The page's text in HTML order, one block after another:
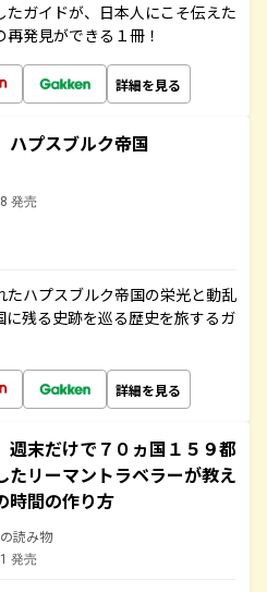
たガイドが、日本人にこそ伝えた
発見ができる１冊！
詳細を見る
プスブルク帝国
発売
たハプスブルク帝国の栄光と動乱
残る史跡を巡る歴史を旅するガ
詳細を見る
末だけで７０ヵ国１５９都
たリーマントラベラーが教え
時間の作り方
読み物
発売